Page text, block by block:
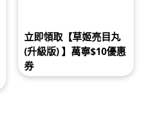
立即領取【草姬亮目丸
(升級版) 】萬寧$10優惠
券